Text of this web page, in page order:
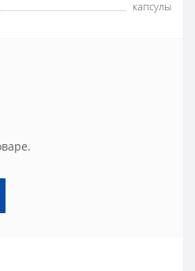
капсулы